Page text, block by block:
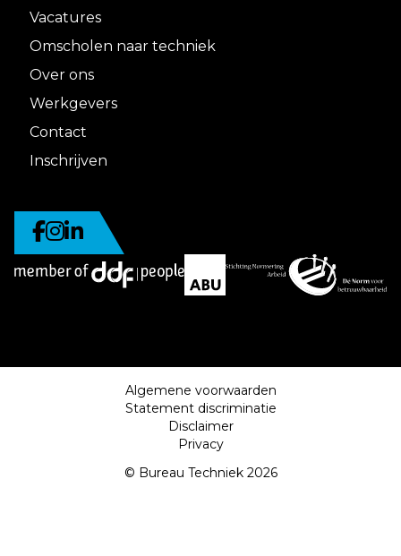
Vacatures
Omscholen naar techniek
Over ons
Werkgevers
Contact
Inschrijven
Algemene voorwaarden
Statement discriminatie
Disclaimer
Privacy
© Bureau Techniek 2026